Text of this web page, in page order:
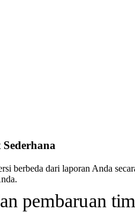
berbeda dari laporan Anda
pembaruan